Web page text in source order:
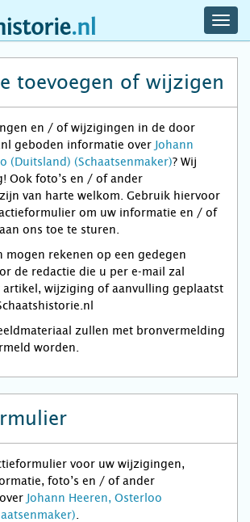
toevoegen of wijzigen
en / of wijzigingen in de door
geboden informatie over Johann
(Duitsland) (Schaatsenmaker)? Wij
Ook foto’s en / of ander
van harte welkom. Gebruik hiervoor
om uw informatie en / of
ons toe te sturen.
mogen rekenen op een gedegen
de redactie die u per e-mail zal
artikel, wijziging of aanvulling geplaatst
zullen met bronvermelding
worden.
voor uw wijzigingen,
foto’s en / of ander
Johann Heeren, Osterloo